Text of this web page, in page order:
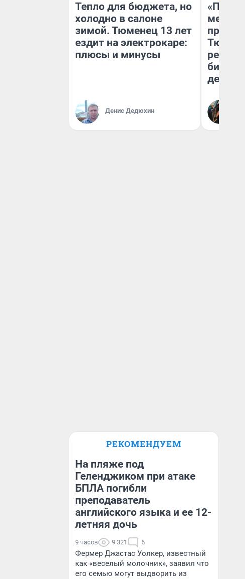
Тепло для бюджета, но
холодно в салоне
зимой. Тюменец 13 лет
ездит на электрокаре:
плюсы и минусы
Денис Дедюхин
РЕКОМЕНДУЕМ
На пляже под
Геленджиком при атаке
БПЛА погибли
преподаватель
английского языка и ее 12-
летняя дочь
9 часов 9 321 6
Фермер Джастас Уолкер, известный
как «веселый молочник», заявил что
его семью могут выдворить из